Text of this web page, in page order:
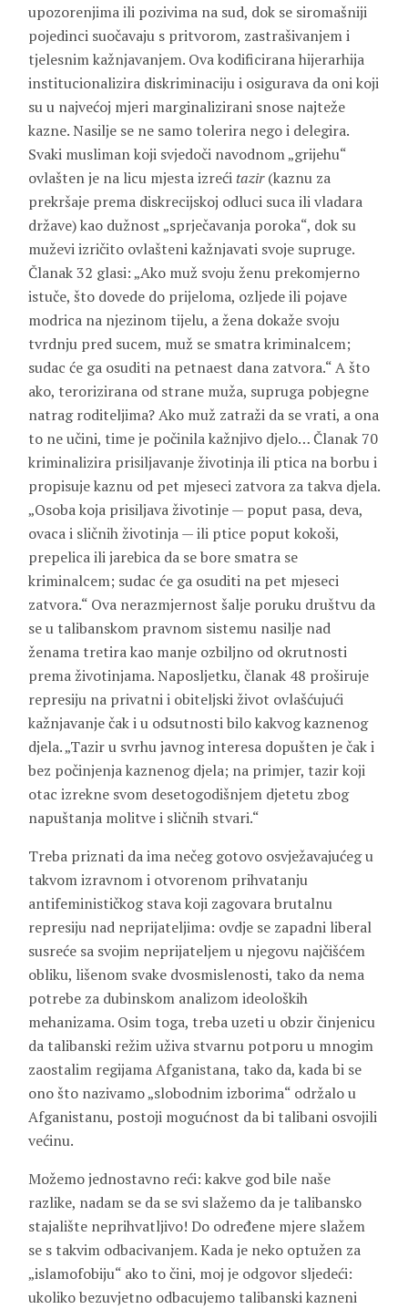
upozorenjima ili pozivima na sud, dok se siromašniji
pojedinci suočavaju s pritvorom, zastrašivanjem i
tjelesnim kažnjavanjem. Ova kodificirana hijerarhija
institucionalizira diskriminaciju i osigurava da oni koji
su u najvećoj mjeri marginalizirani snose najteže
kazne. Nasilje se ne samo tolerira nego i delegira.
Svaki musliman koji svjedoči navodnom „grijehu“
ovlašten je na licu mjesta izreći tazir(kaznu za
prekršaje prema diskrecijskoj odluci suca ili vladara
države) kao dužnost „sprječavanja poroka“, dok su
muževi izričito ovlašteni kažnjavati svoje supruge.
Članak 32 glasi: „Ako muž svoju ženu prekomjerno
istuče, što dovede do prijeloma, ozljede ili pojave
modrica na njezinom tijelu, a žena dokaže svoju
tvrdnju pred sucem, muž se smatra kriminalcem;
sudac će ga osuditi na petnaest dana zatvora.“ A što
ako, terorizirana od strane muža, supruga pobjegne
natrag roditeljima? Ako muž zatraži da se vrati, a ona
to ne učini, time je počinila kažnjivo djelo… Članak 70
kriminalizira prisiljavanje životinja ili ptica na borbu i
propisuje kaznu od pet mjeseci zatvora za takva djela.
„Osoba koja prisiljava životinje — poput pasa, deva,
ovaca i sličnih životinja — ili ptice poput kokoši,
prepelica ili jarebica da se bore smatra se
kriminalcem; sudac će ga osuditi na pet mjeseci
zatvora.“ Ova nerazmjernost šalje poruku društvu da
se u talibanskom pravnom sistemu nasilje nad
ženama tretira kao manje ozbiljno od okrutnosti
prema životinjama. Naposljetku, članak 48 proširuje
represiju na privatni i obiteljski život ovlašćujući
kažnjavanje čak i u odsutnosti bilo kakvog kaznenog
djela. „Tazir u svrhu javnog interesa dopušten je čak i
bez počinjenja kaznenog djela; na primjer, tazir koji
otac izrekne svom desetogodišnjem djetetu zbog
napuštanja molitve i sličnih stvari.“
Treba priznati da ima nečeg gotovo osvježavajućeg u
takvom izravnom i otvorenom prihvatanju
antifeminističkog stava koji zagovara brutalnu
represiju nad neprijateljima: ovdje se zapadni liberal
susreće sa svojim neprijateljem u njegovu najčišćem
obliku, lišenom svake dvosmislenosti, tako da nema
potrebe za dubinskom analizom ideoloških
mehanizama. Osim toga, treba uzeti u obzir činjenicu
da talibanski režim uživa stvarnu potporu u mnogim
zaostalim regijama Afganistana, tako da, kada bi se
ono što nazivamo „slobodnim izborima“ održalo u
Afganistanu, postoji mogućnost da bi talibani osvojili
većinu.
Možemo jednostavno reći: kakve god bile naše
razlike, nadam se da se svi slažemo da je talibansko
stajalište neprihvatljivo! Do određene mjere slažem
se s takvim odbacivanjem. Kada je neko optužen za
„islamofobiju“ ako to čini, moj je odgovor sljedeći:
ukoliko bezuvjetno odbacujemo talibanski kazneni